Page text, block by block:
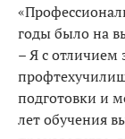
годы было на
– Я с отличием
подготовки и
лет обучения